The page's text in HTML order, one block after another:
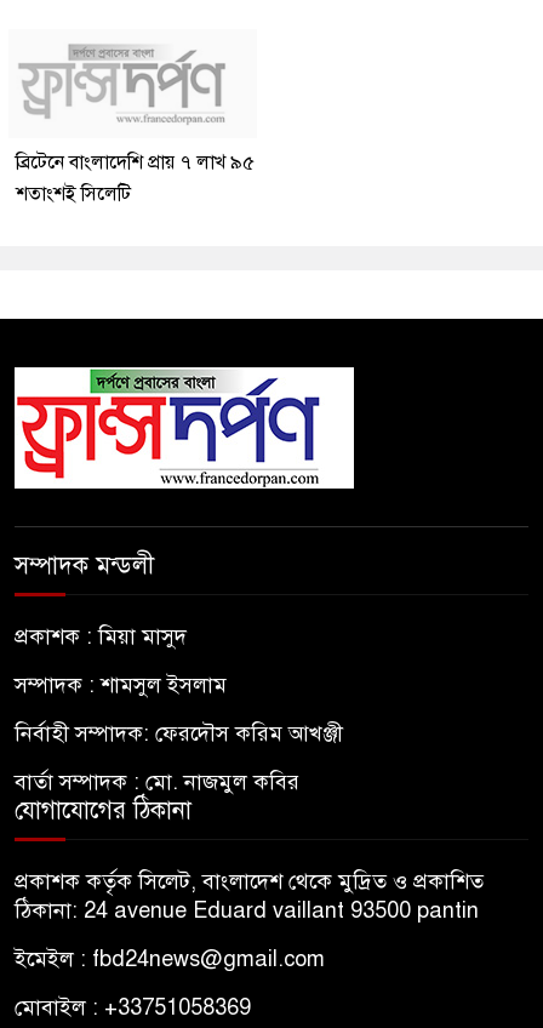
ব্রিটেনে বাংলাদেশি প্রায় ৭ লাখ ৯৫
শতাংশই সিলেটি
সম্পাদক মন্ডলী
প্রকাশক : মিয়া মাসুদ
সম্পাদক : শামসুল ইসলাম
নির্বাহী সম্পাদক: ফেরদৌস করিম আখঞ্জী
বার্তা সম্পাদক : মো. নাজমুল কবির
যোগাযোগের ঠিকানা
প্রকাশক কর্তৃক সিলেট, বাংলাদেশ থেকে মুদ্রিত ও প্রকাশিত
ঠিকানা: 24 avenue Eduard vaillant 93500 pantin
ইমেইল : fbd24news@gmail.com
মোবাইল : +33751058369